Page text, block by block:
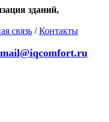
зданий,
связь /Контакты
mail@iqcomfort.ru